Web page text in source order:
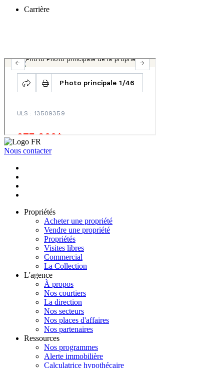
Carrière
Nous contacter
Propriétés
Acheter une propriété
Vendre une propriété
Propriétés
Visites libres
Commercial
La Collection
L'agence
À propos
Nos courtiers
La direction
Nos secteurs
Nos places d'affaires
Nos partenaires
Ressources
Nos programmes
Alerte immobilière
Calculatrice hypothécaire